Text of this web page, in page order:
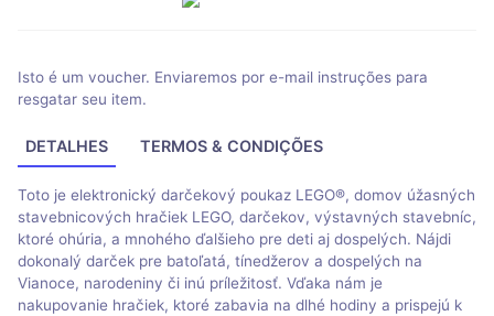
Isto é um voucher. Enviaremos por e-mail instruções para
resgatar seu item.
DETALHES TERMOS & CONDIÇÕES
Toto je elektronický darčekový poukaz LEGO®, domov úžasných
stavebnicových hračiek LEGO, darčekov, výstavných stavebníc,
ktoré ohúria, a mnohého ďalšieho pre deti aj dospelých. Nájdi
dokonalý darček pre batoľatá, tínedžerov a dospelých na
Vianoce, narodeniny či inú príležitosť. Vďaka nám je
nakupovanie hračiek, ktoré zabavia na dlhé hodiny a prispejú k